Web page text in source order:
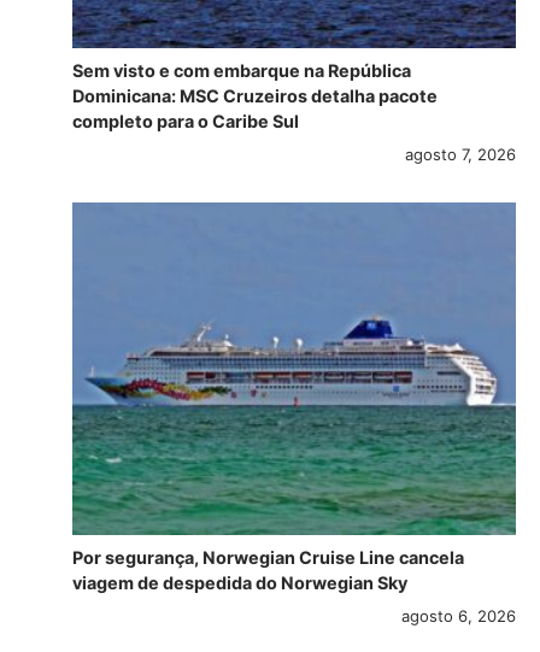
Sem visto e com embarque na República
Dominicana: MSC Cruzeiros detalha pacote
completo para o Caribe Sul
agosto 7, 2026
Por segurança, Norwegian Cruise Line cancela
viagem de despedida do Norwegian Sky
agosto 6, 2026